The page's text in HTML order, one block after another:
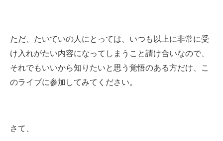
ただ、たいていの人にとっては、いつも以上に非常に受
け入れがたい内容になってしまうこと請け合いなので、
それでもいいから知りたいと思う覚悟のある方だけ、こ
のライブに参加してみてください。
さて、